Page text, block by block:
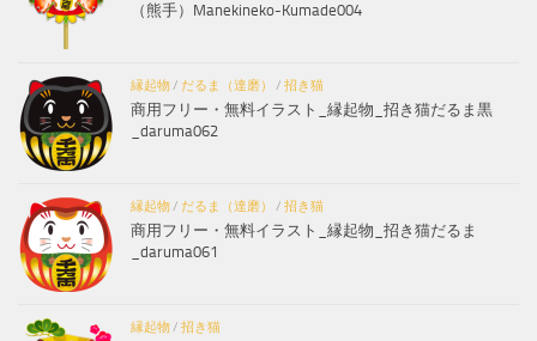
（熊手）Manekineko-Kumade004
縁起物/ だるま（達磨） / 招き猫
商用フリー・無料イラスト_縁起物_招き猫だるま黒
_daruma062
縁起物/ だるま（達磨） / 招き猫
商用フリー・無料イラスト_縁起物_招き猫だるま
_daruma061
縁起物/ 招き猫